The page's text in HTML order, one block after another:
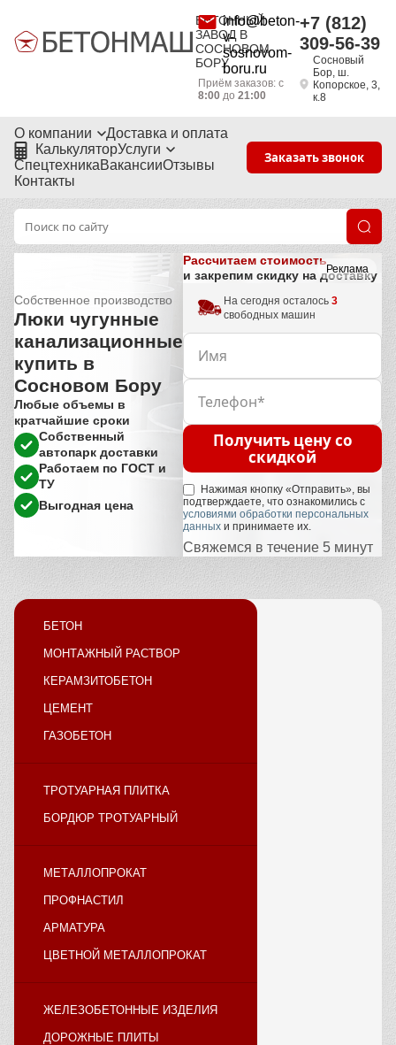
БЕТОННЫЙ
ЗАВОД В
СОСНОВОМ
БОРУ
info@beton-
v-
sosnovom-
boru.ru
Приём заказов: с
8:00до 21:00
+7 (812)
309-56-39
Сосновый
Бор, ш.
Копорское, 3,
к.8
О компании
Доставка и оплата
КалькуляторУслуги
СпецтехникаВакансииОтзывы
Контакты
Заказать звонок
Реклама
Собственное производство
Люки чугунные
канализационные
купить в
Сосновом Бору
Любые объемы в
кратчайшие сроки
Собственный
автопарк доставки
Работаем по ГОСТ и
ТУ
Выгодная цена
Рассчитаем стоимость
и закрепим скидку на доставку
На сегодня осталось 3
свободных машин
Получить цену со
скидкой
Нажимая кнопку «Отправить», вы
подтверждаете, что ознакомились с
условиями обработки персональных
данных и принимаете их.
Свяжемся в течение 5 минут
БЕТОН
МОНТАЖНЫЙ РАСТВОР
КЕРАМЗИТОБЕТОН
ЦЕМЕНТ
ГАЗОБЕТОН
ТРОТУАРНАЯ ПЛИТКА
БОРДЮР ТРОТУАРНЫЙ
МЕТАЛЛОПРОКАТ
ПРОФНАСТИЛ
АРМАТУРА
ЦВЕТНОЙ МЕТАЛЛОПРОКАТ
ЖЕЛЕЗОБЕТОННЫЕ ИЗДЕЛИЯ
ДОРОЖНЫЕ ПЛИТЫ